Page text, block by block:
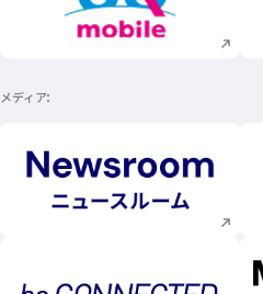
新規ウィンドウで開く
メディア
新規ウィンドウで開く